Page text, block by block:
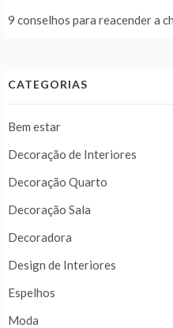
9 conselhos para reacender a
CATEGORIAS
Bem estar
Decoração de Interiores
Decoração Quarto
Decoração Sala
Decoradora
Design de Interiores
Espelhos
Moda